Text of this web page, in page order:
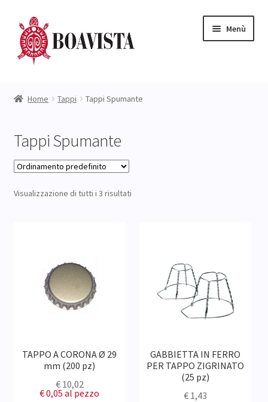
Vai
alla
navigazione
Vai
al
contenuto
Menù
Catalogo
NUOVI ARRIVI
Contatti
Home Tappi Tappi Spumante
Tappi Spumante
Visualizzazione di tutti i 3 risultati
TAPPO A CORONA Ø 29
mm (200 pz)
€10,02
€ 0,05al pezzo
GABBIETTA IN FERRO
PER TAPPO ZIGRINATO
(25 pz)
€ 1,43